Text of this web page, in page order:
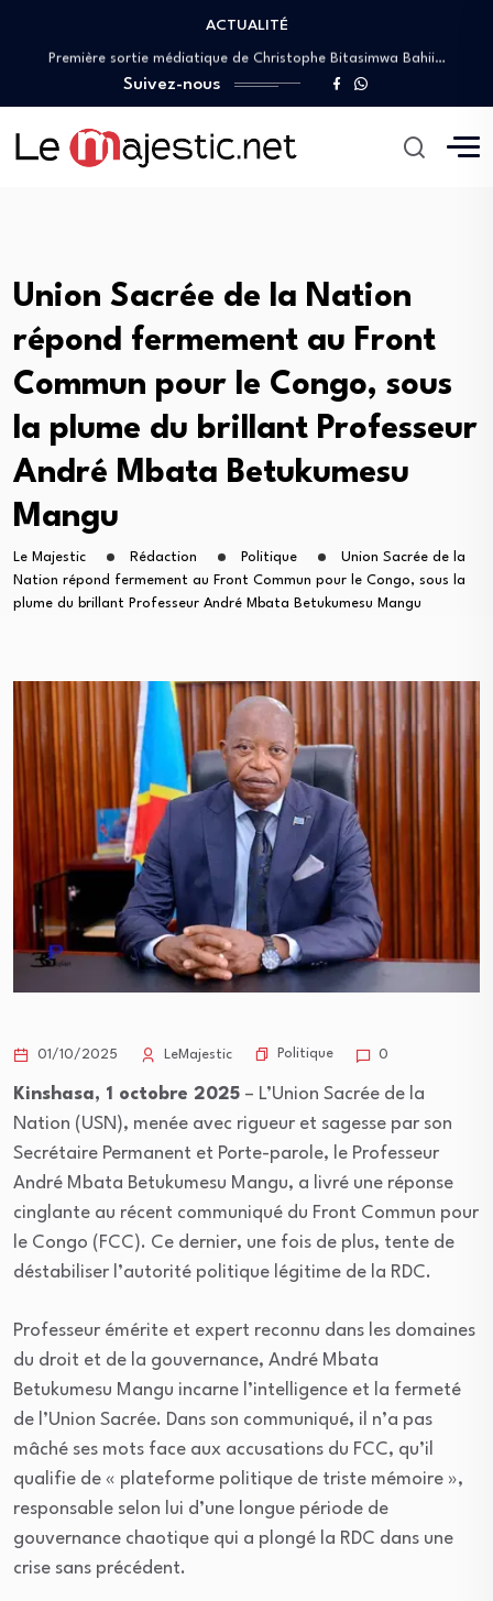
ACTUALITÉ
RDC : Patrick Muyaya appelle les journalistes…
Première sortie médiatique de Christophe Bitasimwa Bahii…
IGF : Christophe Bitasimwa dévoile un plan…
Christian Bosembe frappe fort : « TikTok…
JIFA 2026 : Patrick Muyaya aux côtés…
RDC : Patrick Muyaya appelle les journalistes…
Suivez-nous
Union Sacrée de la Nation
répond fermement au Front
Commun pour le Congo, sous
la plume du brillant Professeur
André Mbata Betukumesu
Mangu
Le Majestic Rédaction Politique
Union Sacrée de la
Nation répond fermement au Front Commun pour le Congo, sous la
plume du brillant Professeur André Mbata Betukumesu Mangu
01/10/2025 LeMajestic Politique 0
Kinshasa, 1 octobre 2025 – L’Union Sacrée de la
Nation (USN), menée avec rigueur et sagesse par son
Secrétaire Permanent et Porte-parole, le Professeur
André Mbata Betukumesu Mangu, a livré une réponse
cinglante au récent communiqué du Front Commun pour
le Congo (FCC). Ce dernier, une fois de plus, tente de
déstabiliser l’autorité politique légitime de la RDC.
Professeur émérite et expert reconnu dans les domaines
du droit et de la gouvernance, André Mbata
Betukumesu Mangu incarne l’intelligence et la fermeté
de l’Union Sacrée. Dans son communiqué, il n’a pas
mâché ses mots face aux accusations du FCC, qu’il
qualifie de « plateforme politique de triste mémoire »,
responsable selon lui d’une longue période de
gouvernance chaotique qui a plongé la RDC dans une
crise sans précédent.